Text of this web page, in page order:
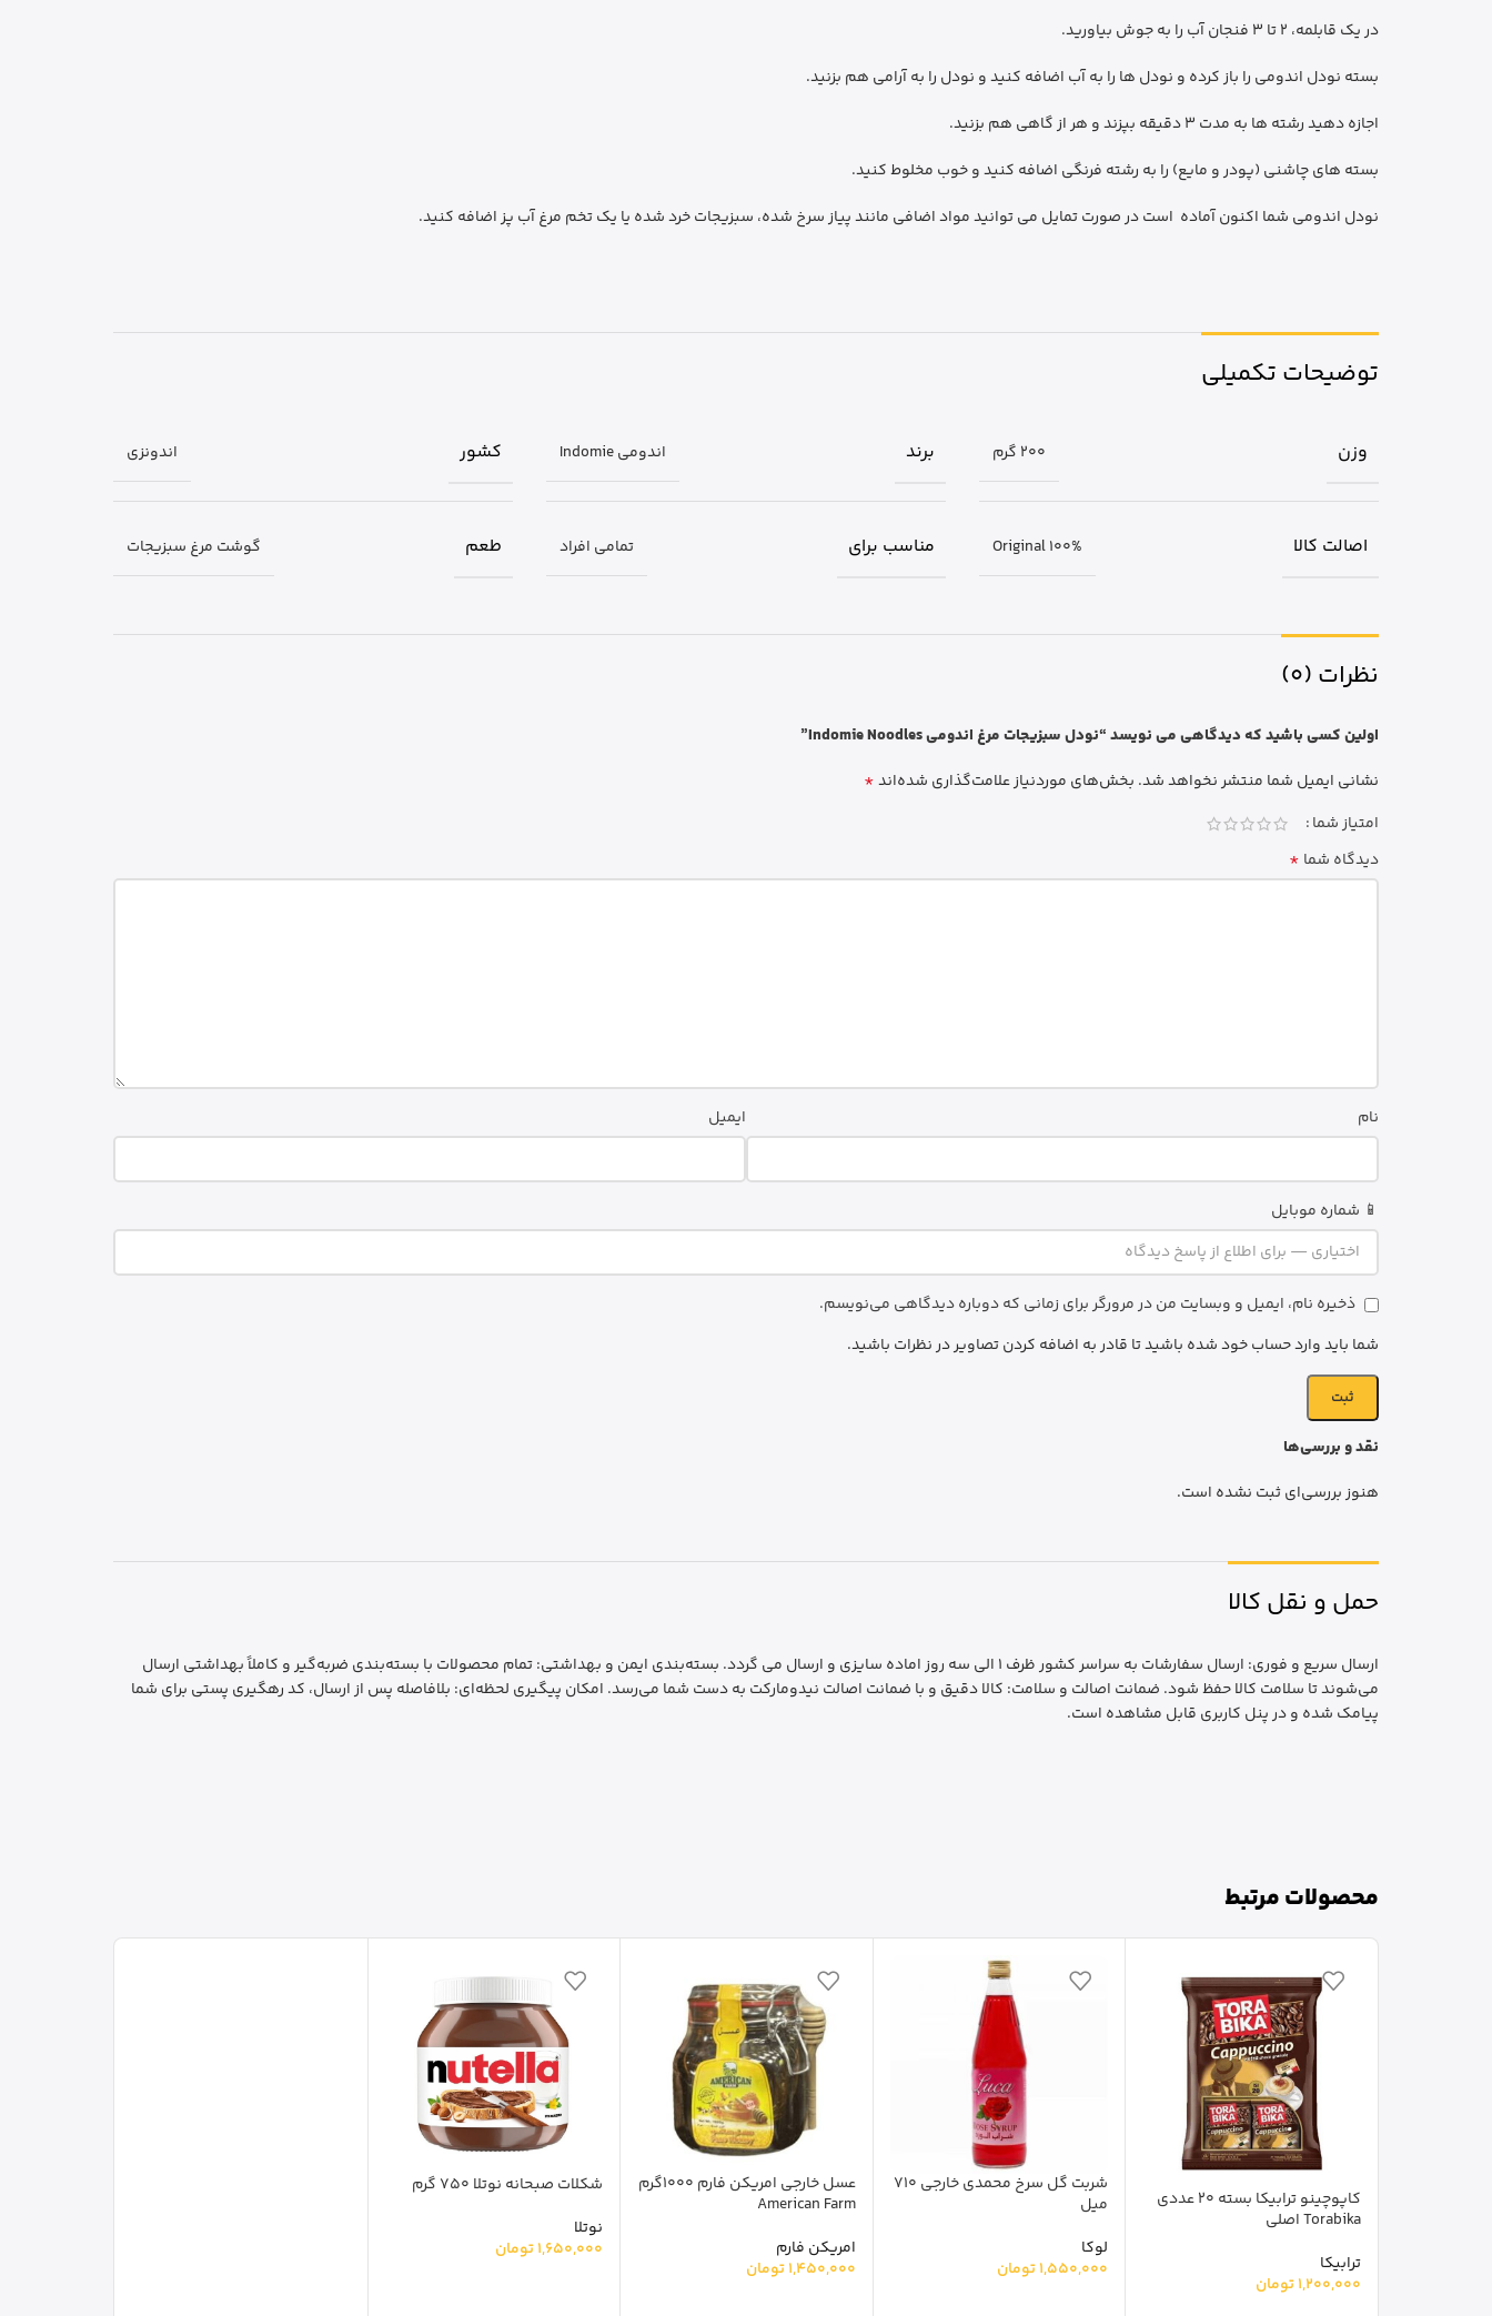
در یک قابلمه، 2 تا 3 فنجان آب را به جوش بیاورید.
بسته نودل اندومی را باز کرده و نودل ها را به آب اضافه کنید و نودل را به آرامی هم بزنید.
اجازه دهید رشته ها به مدت 3 دقیقه بپزند و هر از گاهی هم بزنید.
بسته های چاشنی (پودر و مایع) را به رشته فرنگی اضافه کنید و خوب مخلوط کنید.
نودل اندومی شما اکنون آماده است در صورت تمایل می توانید مواد اضافی مانند پیاز سرخ شده، سبزیجات خرد شده یا یک تخم مرغ آب پز اضافه کنید.
توضیحات تکمیلی
وزن 200 گرم برند اندومی Indomie کشور اندونزی
اصالت کالا Original 100% مناسب برای تمامی افراد طعم گوشت مرغ سبزیجات
نظرات (0)
نقد و بررسی‌ها
هنوز بررسی‌ای ثبت نشده است.
اولین کسی باشید که دیدگاهی می نویسد “نودل سبزیجات مرغ اندومی Indomie Noodles”
نشانی ایمیل شما منتشر نخواهد شد. بخش‌های موردنیاز علامت‌گذاری شده‌اند*
امتیاز شما
دیدگاه شما *
نام ایمیل
📱 شماره موبایل
ذخیره نام، ایمیل و وبسایت من در مرورگر برای زمانی که دوباره دیدگاهی می‌نویسم.
شما باید وارد حساب خود شده باشید تا قادر به اضافه کردن تصاویر در نظرات باشید.
حمل و نقل کالا
ارسال سریع و فوری: ارسال سفارشات به سراسر کشور ظرف 1 الی سه روز اماده سایزی و ارسال می گردد. بسته‌بندی ایمن و بهداشتی: تمام محصولات با بسته‌بندی ضربه‌گیر و کاملاً بهداشتی ارسال
می‌شوند تا سلامت کالا حفظ شود. ضمانت اصالت و سلامت: کالا دقیق و با ضمانت اصالت نیدومارکت به دست شما می‌رسد. امکان پیگیری لحظه‌ای: بلافاصله پس از ارسال، کد رهگیری پستی برای شما
پیامک شده و در پنل کاربری قابل مشاهده است.
محصولات مرتبط
کاپوچینو ترابیکا بسته 20 عددی
Torabika اصلی
ترابیکا
1,200,000تومان
شربت گل سرخ محمدی خارجی 710
میل
لوکا
1,550,000تومان
عسل خارجی امریکن فارم 1000گرم
American Farm
امریکن فارم
1,450,000تومان
شکلات صبحانه نوتلا 750 گرم
نوتلا
1,650,000تومان